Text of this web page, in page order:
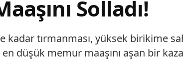
Solladı!
kadar tırmanması, yüksek birikime
düşük memur maaşını aşan bir